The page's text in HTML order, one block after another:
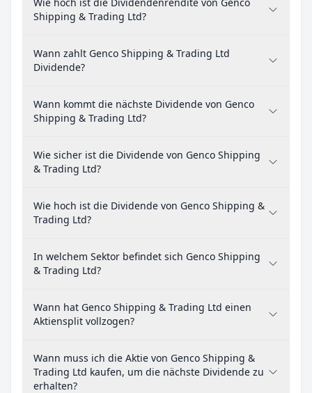
Shipping & Trading Ltd?
Wann zahlt Genco Shipping & Trading Ltd
Dividende?
Wann kommt die nächste Dividende von Genco
Shipping & Trading Ltd?
Wie sicher ist die Dividende von Genco Shipping
& Trading Ltd?
Wie hoch ist die Dividende von Genco Shipping &
Trading Ltd?
In welchem Sektor befindet sich Genco Shipping
& Trading Ltd?
Wann hat Genco Shipping & Trading Ltd einen
Aktiensplit vollzogen?
Wann muss ich die Aktie von Genco Shipping &
Trading Ltd kaufen, um die nächste Dividende zu
erhalten?